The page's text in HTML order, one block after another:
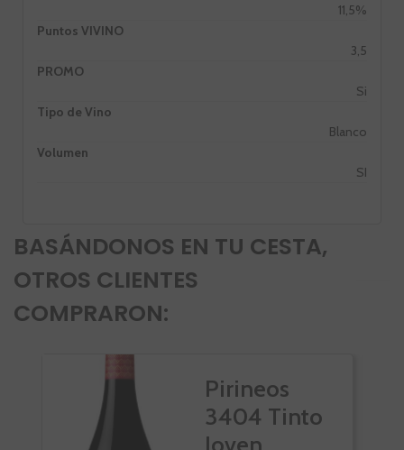
11,5%
Puntos VIVINO
3,5
PROMO
Si
Tipo de Vino
Blanco
Volumen
SI
BASÁNDONOS EN TU CESTA,
OTROS CLIENTES
COMPRARON:
Pirineos
3404 Tinto